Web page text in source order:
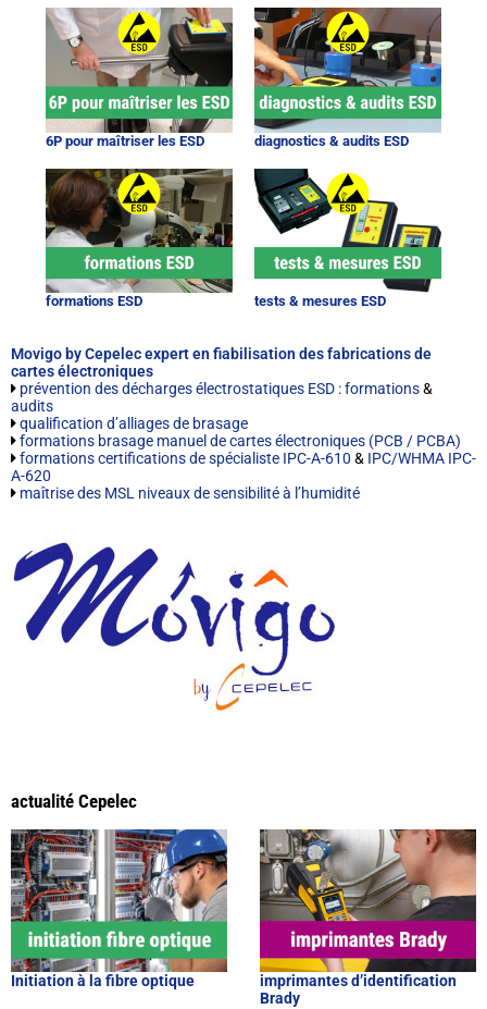
6P pour maîtriser les ESD diagnostics & audits ESD
formations ESD tests & mesures ESD
Movigo by Cepelec expert en fiabilisation des fabrications de
cartes électroniques
prévention des décharges électrostatiques ESD : formations&
audits
qualification d’alliages de brasage
formations brasage manuel de cartes électroniques (PCB / PCBA)
formations certifications de spécialiste IPC-A-610 & IPC/WHMA IPC-
A-620
maîtrise des MSL niveaux de sensibilité à l’humidité
actualité Cepelec
Initiation à la fibre optique
imprimantes d’identification
Brady